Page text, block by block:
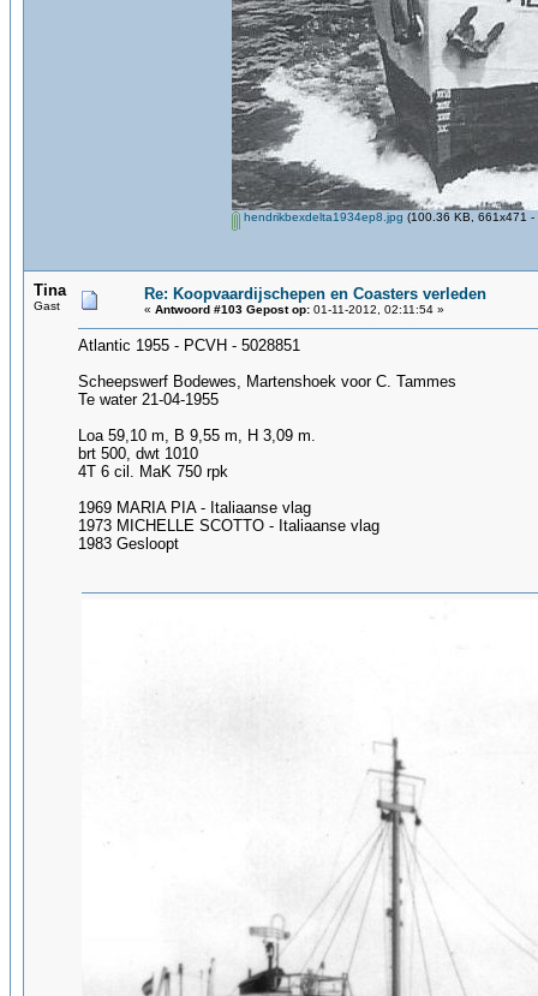
hendrikbexdelta1934ep8.jpg (100.36 KB, 661x471 -
Tina
Gast
Re: Koopvaardijschepen en Coasters verleden
« Antwoord #103 Gepost op: 01-11-2012, 02:11:54 »
Atlantic 1955 - PCVH - 5028851
Scheepswerf Bodewes, Martenshoek voor C. Tammes
Te water 21-04-1955
Loa 59,10 m, B 9,55 m, H 3,09 m.
brt 500, dwt 1010
4T 6 cil. MaK 750 rpk
1969 MARIA PIA - Italiaanse vlag
1973 MICHELLE SCOTTO - Italiaanse vlag
1983 Gesloopt